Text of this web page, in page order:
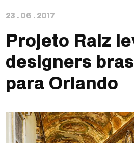
23 .06 .2017
Projeto Raiz
designers
para Orlando